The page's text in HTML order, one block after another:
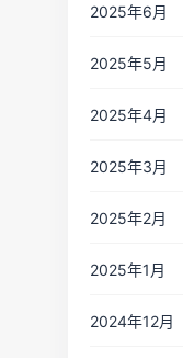
2025年6月
2025年5月
2025年4月
2025年3月
2025年2月
2025年1月
2024年12月